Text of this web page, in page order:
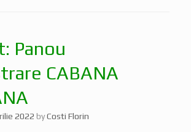
Panou
CABANA
2022 byCosti Florin